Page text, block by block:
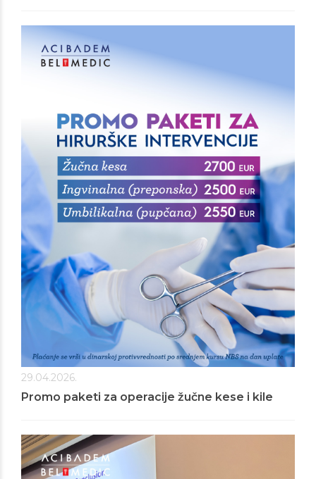
29.04.2026.
Promo paketi za operacije žučne kese i kile